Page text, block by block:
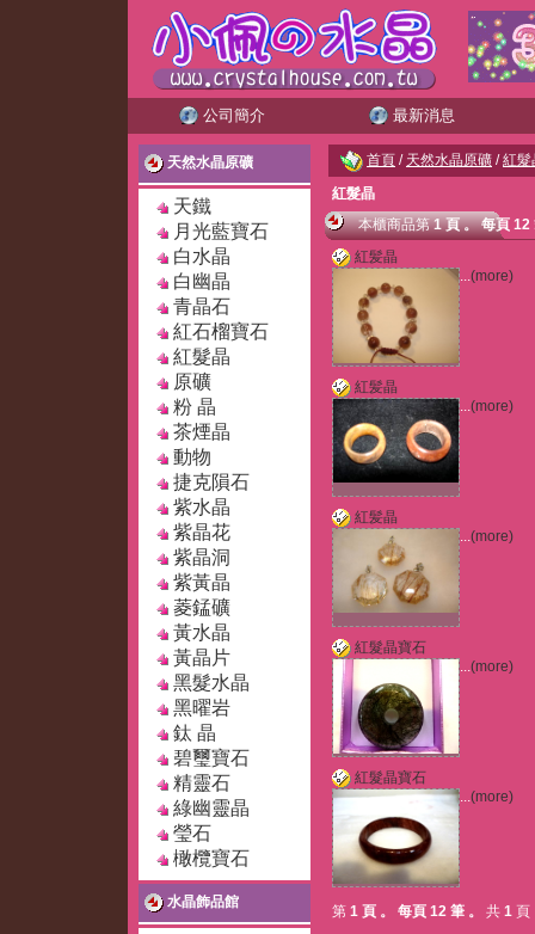
公司簡介 最新消息
天然水晶原礦
天鐵
月光藍寶石
白水晶
白幽晶
青晶石
紅石榴寶石
紅髮晶
原礦
粉 晶
茶煙晶
動物
捷克隕石
紫水晶
紫晶花
紫晶洞
紫黃晶
菱錳礦
黃水晶
黃晶片
黑髮水晶
黑曜岩
鈦 晶
碧璽寶石
精靈石
綠幽靈晶
瑩石
橄欖寶石
水晶飾品館
首頁 / 天然水晶原礦 /紅髮
紅髮晶
本櫃商品第1 頁。每頁 12
紅髪晶
...(more)
紅髪晶
...(more)
紅髪晶
...(more)
紅髮晶寶石
...(more)
紅髮晶寶石
...(more)
第 1 頁 。 每頁 12 筆 。 共 1 頁